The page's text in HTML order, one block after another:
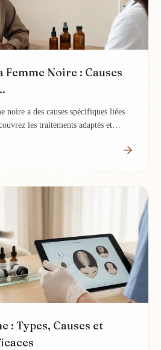
Femme Noire : Causes
noire a des causes spécifiques liées
les traitements adaptés et
: Types, Causes et